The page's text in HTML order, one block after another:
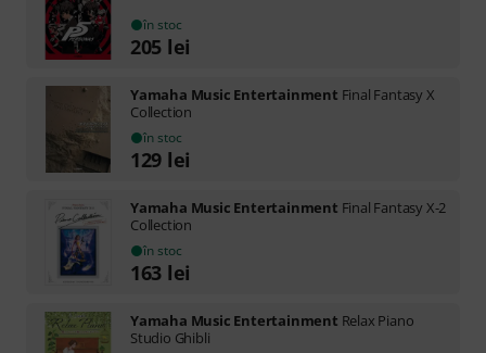
în stoc
205 lei
Yamaha Music Entertainment Final Fantasy X
Collection
în stoc
129 lei
Yamaha Music Entertainment Final Fantasy X-2
Collection
în stoc
163 lei
Yamaha Music Entertainment Relax Piano
Studio Ghibli